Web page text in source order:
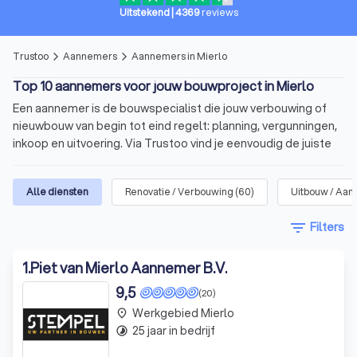
Uitstekend| 4369 reviews
Trustoo arrow_forward_ios Aannemers arrow_forward_ios Aannemers in Mierlo
Top 10 aannemers voor jouw bouwproject in Mierlo
Een aannemer is de bouwspecialist die jouw verbouwing of
nieuwbouw van begin tot eind regelt: planning, vergunningen,
inkoop en uitvoering. Via Trustoo vind je eenvoudig de juiste
Mierlo, lees 1000+ recensies en vraag met één klik meerdere
offertes aan.
Voor allerlei soorten bouwprojecten
uitbreiding of nieuwbouw.
De aannemer overziet hetbouwproces
uitvoering
en heeftcontact met
onderaannemers.
Alle diensten Renovatie / Verbouwing (60) Uitbouw /
filter_list Filters
1.Piet van Mierlo Aannemer B.V.
(20)
9,5
place Werkgebied Mierlo
timelapse 25 jaar in bedrijf